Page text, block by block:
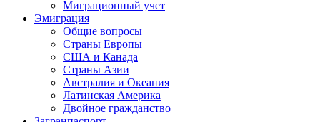
Миграционный учет
Эмиграция
Общие вопросы
Страны Европы
США и Канада
Страны Азии
Австралия и Океания
Латинская Америка
Двойное гражданство